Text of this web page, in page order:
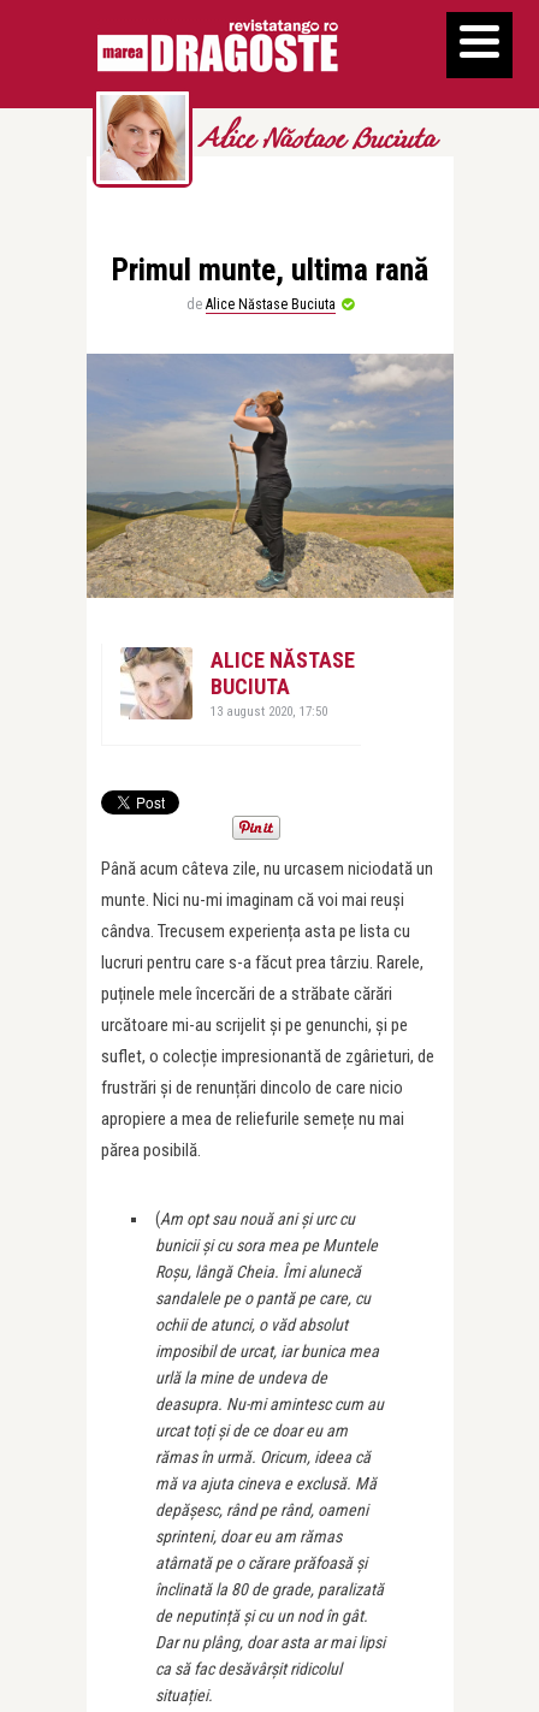
Alice Năstase Buciuta
Primul munte, ultima rană
de Alice Năstase Buciuta
ALICE NĂSTASE
BUCIUTA
13 august 2020, 17:50
Până acum câteva zile, nu urcasem niciodată un
munte. Nici nu-mi imaginam că voi mai reuși
cândva. Trecusem experiența asta pe lista cu
lucruri pentru care s-a făcut prea târziu. Rarele,
puținele mele încercări de a străbate cărări
urcătoare mi-au scrijelit și pe genunchi, și pe
suflet, o colecție impresionantă de zgârieturi, de
frustrări și de renunțări dincolo de care nicio
apropiere a mea de reliefurile semețe nu mai
părea posibilă.
(Am opt sau nouă ani și urc cu
bunicii și cu sora mea pe Muntele
Roșu, lângă Cheia. Îmi alunecă
sandalele pe o pantă pe care, cu
ochii de atunci, o văd absolut
imposibil de urcat, iar bunica mea
urlă la mine de undeva de
deasupra. Nu-mi amintesc cum au
urcat toți și de ce doar eu am
rămas în urmă. Oricum, ideea că
mă va ajuta cineva e exclusă. Mă
depășesc, rând pe rând, oameni
sprinteni, doar eu am rămas
atârnată pe o cărare prăfoasă și
înclinată la 80 de grade, paralizată
de neputință și cu un nod în gât.
Dar nu plâng, doar asta ar mai lipsi
ca să fac desăvârșit ridicolul
situației.